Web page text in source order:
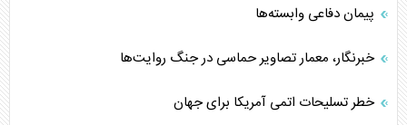
پیمان دفاعی‌ وابسته‌ها
خبرنگار، معمار تصاویر حماسی در جنگ روایت‌ها
خطر تسلیحات اتمی آمریکا برای جهان